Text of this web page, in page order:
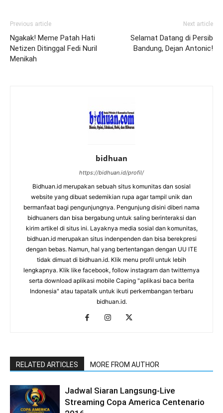
Previous article
Ngakak! Meme Patah Hati
Netizen Ditinggal Fedi Nuril
Menikah
Next article
Selamat Datang di Persib
Bandung, Dejan Antonic!
bidhuan
https://bidhuan.id/profil/
Bidhuan.id merupakan sebuah situs komunitas dan sosial
website yang dibuat sedemikian rupa agar tampil unik dan
bermanfaat bagi pengunjungnya. Pengunjung disini diberi nama
bidhuaners dan bisa bergabung untuk saling berinteraksi dan
kirim artikel di situs ini. Layaknya media sosial dan komunitas,
bidhuan.id merupakan situs indenpenden dan bisa berekpresi
dengan bebas. Namun, hal yang bertentangan dengan UU ITE
tidak dimuat di bidhuan.id. Klik menu profil untuk lebih
lengkapnya. Klik like facebook, follow instagram dan twitternya
serta download aplikasi mobile Caping "aplikasi baca berita
Indonesia" atau tapatalk untuk ikuti perkembangan terbaru
bidhuan.id.
RELATED ARTICLES MORE FROM AUTHOR
Jadwal Siaran Langsung-Live
Streaming Copa America Centenario